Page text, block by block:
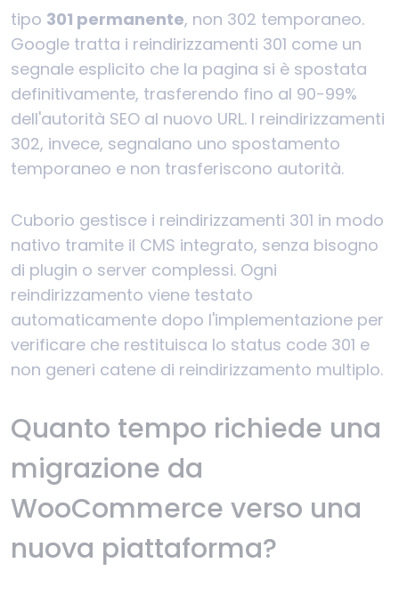
tipo 301 permanente, non 302 temporaneo.
Google tratta i reindirizzamenti 301 come un
segnale esplicito che la pagina si è spostata
definitivamente, trasferendo fino al 90-99%
dell'autorità SEO al nuovo URL. I reindirizzamenti
302, invece, segnalano uno spostamento
temporaneo e non trasferiscono autorità.
Cuborio gestisce i reindirizzamenti 301 in modo
nativo tramite il CMS integrato, senza bisogno
di plugin o server complessi. Ogni
reindirizzamento viene testato
automaticamente dopo l'implementazione per
verificare che restituisca lo status code 301 e
non generi catene di reindirizzamento multiplo.
Quanto tempo richiede una
migrazione da
WooCommerce verso una
nuova piattaforma?